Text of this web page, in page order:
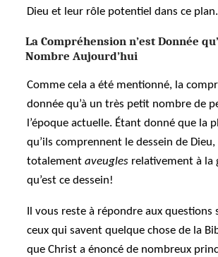
Dieu et leur rôle potentiel dans ce plan.
La Compréhension n’est Donnée
Nombre Aujourd’hui
Comme cela a été mentionné, la
donnée qu’à un très petit nombre de
l’époque actuelle. Étant donné que la
qu’ils comprennent le dessein de
totalementaveugles relativement à la
qu’est ce dessein!
Il vous reste à répondre aux questions
ceux qui savent quelque chose de la
que Christ a énoncé de nombreux